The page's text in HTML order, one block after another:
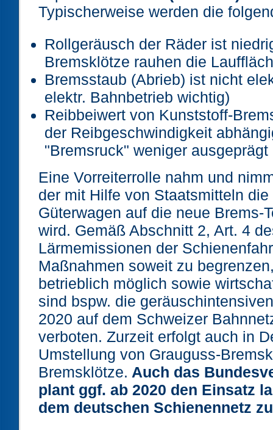
Typischerweise werden die
Rollgeräusch der Räder ist
Bremsklötze rauhen die
Bremsstaub (Abrieb) ist nicht
elektr. Bahnbetrieb wichtig)
Reibbeiwert von Kunststoff-
der Reibgeschwindigkeit
"Bremsruck" weniger ausgeprägt
Eine Vorreiterrolle nahm und
der mit Hilfe von Staatsmitteln
Güterwagen auf die neue Brems-
wird. Gemäß Abschnitt 2, Art. 4
Lärmemissionen der
Maßnahmen soweit zu
betrieblich möglich sowie
sind bspw. die
2020 auf dem Schweizer
verboten. Zurzeit erfolgt auch in
Umstellung von Grauguss-
Bremsklötze. Auch das
plant ggf. ab 2020 den Einsatz
dem deutschen Schienennetz